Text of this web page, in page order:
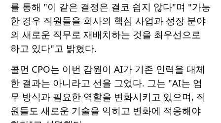
를 통해 "이 같은 결정은 결코 쉽지 않다"며 "가능
한 경우 직원들을 회사의 핵심 사업과 성장 분야
의 새로운 직무로 재배치하는 것을 최우선으로
하고 있다"고 밝혔다.
콜먼 CPO는 이번 감원이 AI가 기존 인력을 대체
한 결과는 아니라고 선을 그었다. 그는 "AI는 업
무 방식과 필요한 역할을 변화시키고 있으며, 직
원들도 새로운 기술을 익히고 변화에 적응해야